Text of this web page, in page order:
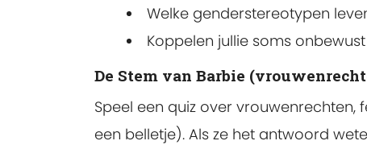
Welke genderstereotypen
Koppelen jullie soms
De Stem van Barbie
Speel een quiz over vrouwenrechten,
een belletje). Als ze het antwoord